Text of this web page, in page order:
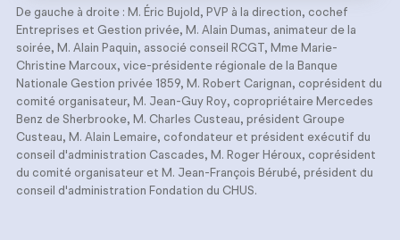
De gauche à droite : M. Éric Bujold, PVP à la direction, cochef
Entreprises et Gestion privée, M. Alain Dumas, animateur de la
soirée, M. Alain Paquin, associé conseil RCGT, Mme Marie-
Christine Marcoux, vice-présidente régionale de la Banque
Nationale Gestion privée 1859, M. Robert Carignan, coprésident du
comité organisateur, M. Jean-Guy Roy, copropriétaire Mercedes
Benz de Sherbrooke, M. Charles Custeau, président Groupe
Custeau, M. Alain Lemaire, cofondateur et président exécutif du
conseil d'administration Cascades, M. Roger Héroux, coprésident
du comité organisateur et M. Jean-François Bérubé, président du
conseil d'administration Fondation du CHUS.